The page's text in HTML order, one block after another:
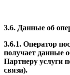
3.6. Данные об
3.6.1. Оператор
получает данные
Партнеру услуги
связи).